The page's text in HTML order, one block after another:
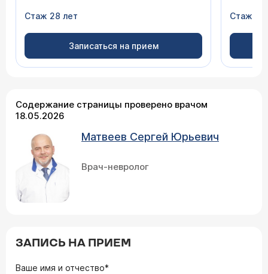
Стаж 28 лет
Записаться на прием
Стаж 17
Содержание страницы проверено врачом
18.05.2026
Матвеев Сергей Юрьевич
Врач-невролог
ЗАПИСЬ НА ПРИЕМ
Ваше имя и отчество*